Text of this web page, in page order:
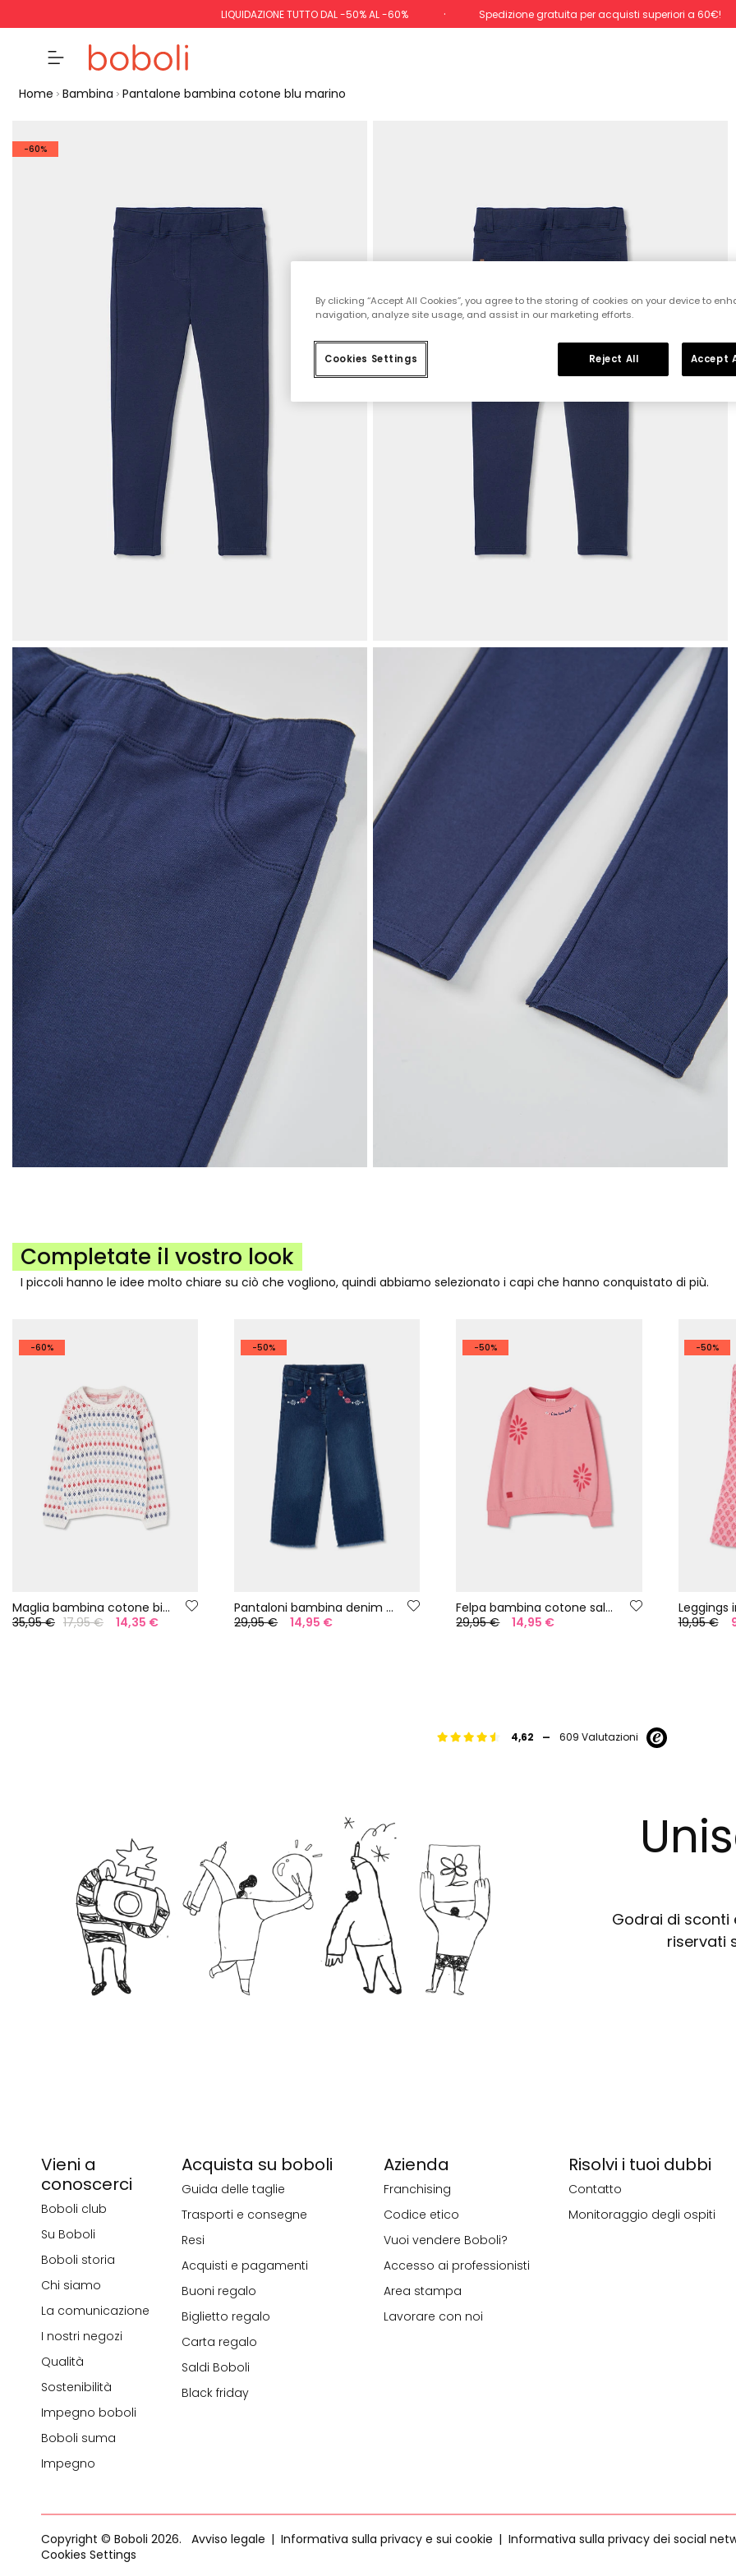
LIQUIDAZIONE TUTTO DAL -50% AL -60% Spedizione gratuita per acquisti superiori a 60€!
Home Bambina Pantalone bambina cotone blu marino
-60%
Completate il vostro look
I piccoli hanno le idee molto chiare su ciò che vogliono, quindi abbiamo selezionato i capi che hanno conquistato di più.
-60%
Maglia bambina cotone bianco
35,95 € 17,95 € 14,35 €
-50%
Pantaloni bambina denim blu
29,95 €
14,95 €
-50%
Felpa bambina cotone salmone
29,95 €
14,95 €
-50%
19,95 €
4,62 - 609 Valutazioni
Godrai di sconti
riservati
Vieni a
conoscerci
Boboli club
Su Boboli
Boboli storia
Chi siamo
La comunicazione
I nostri negozi
Qualità
Sostenibilità
Impegno boboli
Boboli suma
Impegno
Acquista su boboli
Guida delle taglie
Trasporti e consegne
Resi
Acquisti e pagamenti
Buoni regalo
Biglietto regalo
Carta regalo
Saldi Boboli
Black friday
Azienda
Franchising
Codice etico
Vuoi vendere Boboli?
Accesso ai professionisti
Area stampa
Lavorare con noi
Risolvi i tuoi dubbi
Contatto
Monitoraggio degli ospiti
Copyright © Boboli 2026. Avviso legale Informativa sulla privacy e sui cookie
Informativa sulla privacy dei social
Cookies Settings
By clicking “Accept All Cookies”, you agree to the storing of cookies on your device to
navigation, analyze site usage, and assist in our marketing efforts.
Cookies Settings Reject All Accept